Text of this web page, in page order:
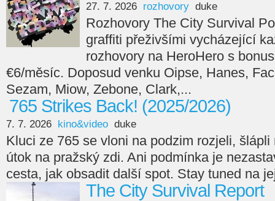
27. 7. 2026 rozhovory duke
Rozhovory The City Survival
graffiti přeživšími vycházející
rozhovory na HeroHero s
€6/měsíc. Doposud venku Oipse, Hanes,
Sezam, Miow, Zebone, Clark,...
765 Strikes Back! (2025/2026)
7. 7. 2026 kino&video duke
Kluci ze 765 se vloni na podzim rozjeli,
útok na pražský zdi. Ani podmínka je
cesta, jak obsadit další spot. Stay tuned na
The City Survival Report